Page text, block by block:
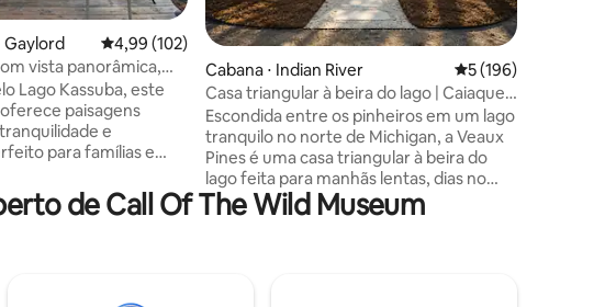
5, 245 avaliações
Gaylord 4,99 de uma avaliação média de 5, 102 avaliações
4,99 (102)
vista panorâmica,
banheira de
brinquedos aquáticos
Lago Kassuba, este
paisagens
e
para famílias e
no lago, com
e os pubs do
Cabana ⋅ Indian River 5 de uma avaliação
5 (196)
Casa triangular à beira do lago | Caiaques,
fogueira e banheira de hidromassagem
Escondida entre os pinheiros em um lago
tranquilo no norte de Michigan, a Veaux
Pines é uma casa triangular à beira do
lago feita para manhãs lentas, dias no
lago e noites aconchegantes sob as
estrelas. Passe seus dias praticando
de Call Of The Wild Museum